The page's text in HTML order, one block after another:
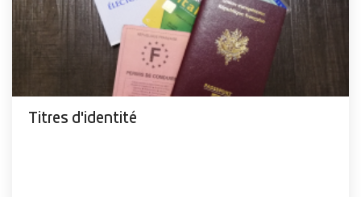
Titres d'identité